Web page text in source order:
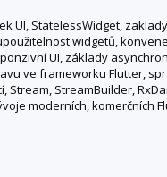
UI, StatelessWidget,
widgetů,
UI, základy
ve frameworku Flutter,
StreamBuilder,
moderních, komerčních